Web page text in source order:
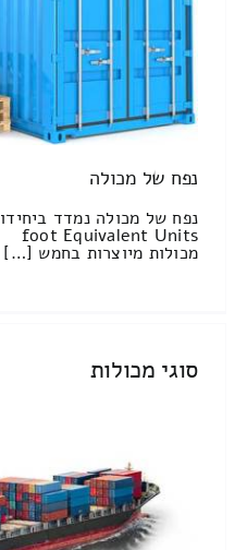
נפח של מכולה
foot Equivalent Units
מכולות מיוצרות בחמש […]
סוגי מכולות